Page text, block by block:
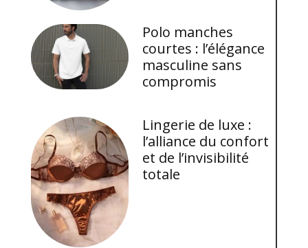
Polo manches
courtes : l’élégance
masculine sans
compromis
Lingerie de luxe :
l’alliance du confort
et de l’invisibilité
totale